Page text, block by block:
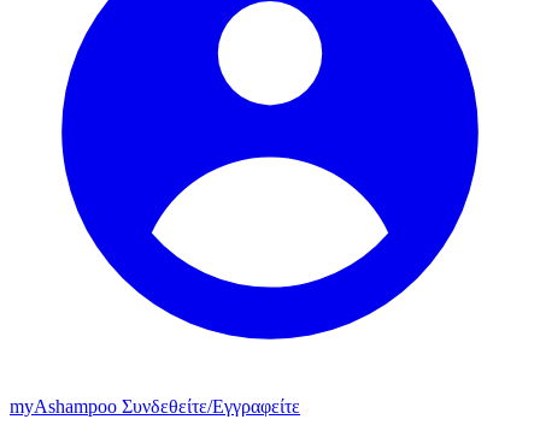
myAshampoo Συνδεθείτε/Εγγραφείτε